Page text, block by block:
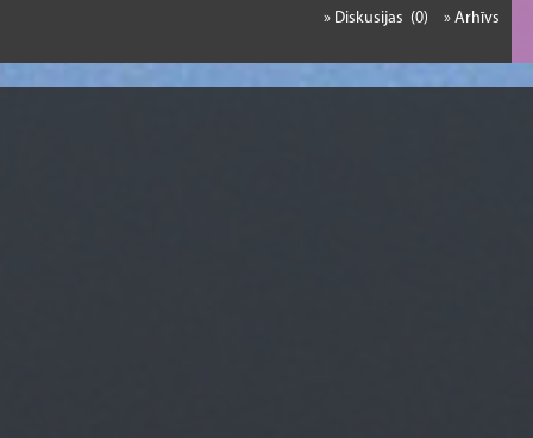
» Arhīvs
» Diskusijas (0)